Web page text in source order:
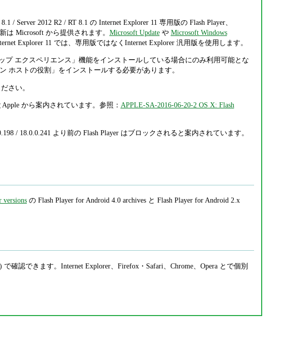
/ Server 2012 R2 / RT 8.1 の Internet Explorer 11 専用版の Flash Player、
は Microsoft から提供されます。 Microsoft Updateや Microsoft Windows
Explorer 11 では、専用版ではなくInternet Explorer 汎用版を使用します。
プ エクスペリエンス」機能をインストールしている場合にのみ利用可能とな
ホストの役割」をインストールする必要があります。
さい。
から案内されています。参照： APPLE-SA-2016-06-20-2 OS X: Flash
/ 18.0.0.241 より前の Flash Player はブロックされると案内されています。
versionsの Flash Player for Android 4.0 archives と Flash Player for Android 2.x
で確認できます。Internet Explorer、Firefox・Safari、Chrome、Opera とで個別